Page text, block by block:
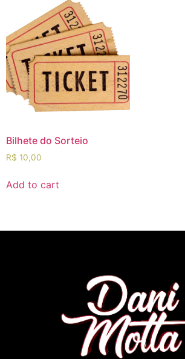
Bilhete do Sorteio
R$ 10,00
Add to cart